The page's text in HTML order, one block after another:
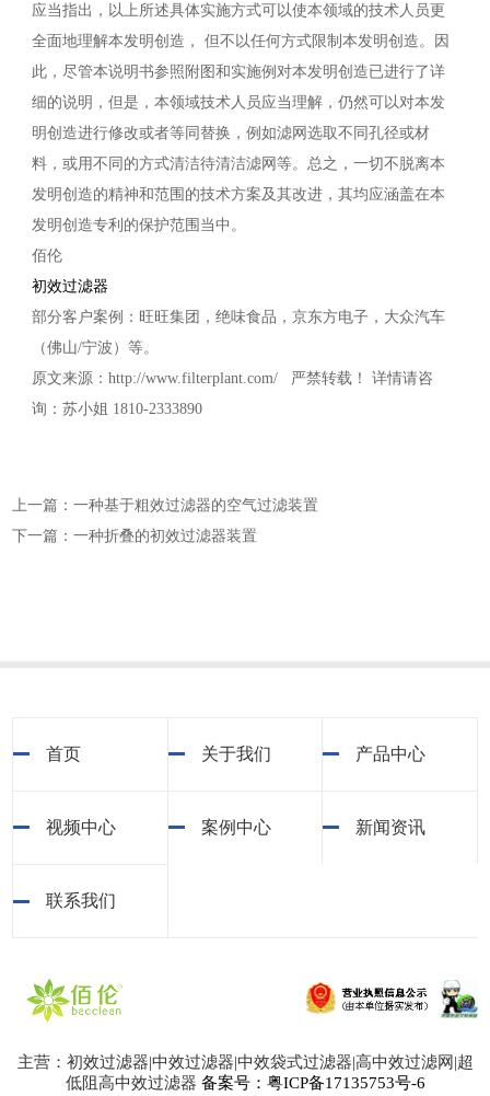
应当指出，以上所述具体实施方式可以使本领域的技术人员更
全面地理解本发明创造， 但不以任何方式限制本发明创造。因
此，尽管本说明书参照附图和实施例对本发明创造已进行了详
细的说明，但是，本领域技术人员应当理解，仍然可以对本发
明创造进行修改或者等同替换，例如滤网选取不同孔径或材
料，或用不同的方式清洁待清洁滤网等。总之，一切不脱离本
发明创造的精神和范围的技术方案及其改进，其均应涵盖在本
发明创造专利的保护范围当中。
佰伦
初效过滤器
部分客户案例：旺旺集团，绝味食品，京东方电子，大众汽车
（佛山/宁波）等。
原文来源：http://www.filterplant.com/ 严禁转载！ 详情请咨
询：苏小姐 1810-2333890
上一篇：一种基于粗效过滤器的空气过滤装置
下一篇：一种折叠的初效过滤器装置
首页 关于我们 产品中心
视频中心 案例中心 新闻资讯
联系我们
主营：初效过滤器|中效过滤器|中效袋式过滤器|高中效过滤网|超
低阻高中效过滤器 备案号：粤ICP备17135753号-6